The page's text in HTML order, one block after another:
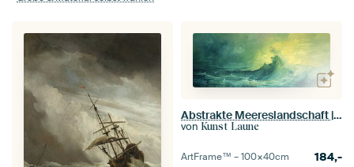
Abstrakte Meereslandschaft | Riptide Rapture
von Kunst Laune
ArtFrame™ –100×40cm 184,-